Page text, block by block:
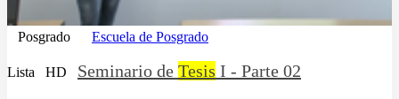
Posgrado Escuela de Posgrado
Lista HD Seminario de Tesis I - Parte 02